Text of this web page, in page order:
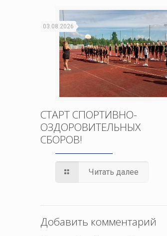
03.08.2026
СТАРТ СПОРТИВНО-
ОЗДОРОВИТЕЛЬНЫХ
СБОРОВ!
Читать далее
Добавить комментарий